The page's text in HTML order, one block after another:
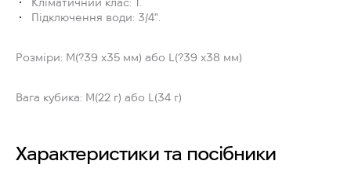
Підключення води: 3/4".
Розміри: M(?39 x35 мм) або L(?39 x38 мм)
Вага кубика: M(22 г) або L(34 г)
Характеристики та посібники